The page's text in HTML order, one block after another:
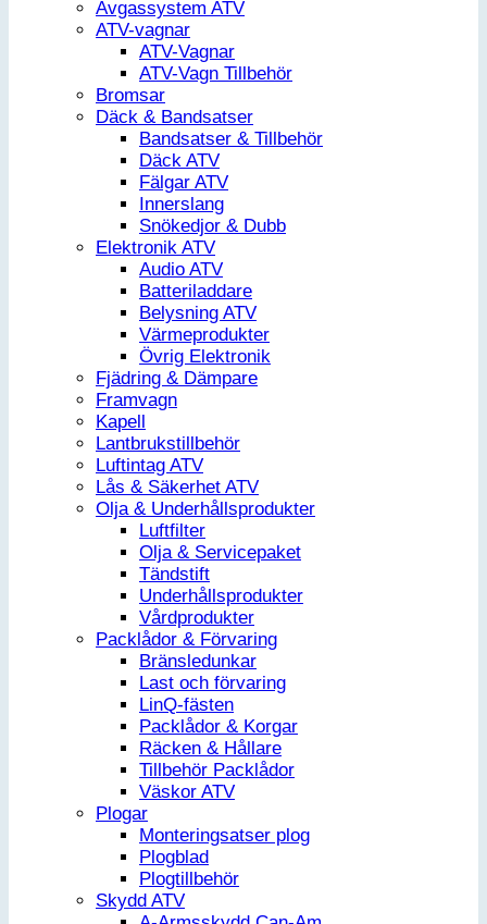
Avgassystem ATV
ATV-vagnar
ATV-Vagnar
ATV-Vagn Tillbehör
Bromsar
Däck & Bandsatser
Bandsatser & Tillbehör
Däck ATV
Fälgar ATV
Innerslang
Snökedjor & Dubb
Elektronik ATV
Audio ATV
Batteriladdare
Belysning ATV
Värmeprodukter
Övrig Elektronik
Fjädring & Dämpare
Framvagn
Kapell
Lantbrukstillbehör
Luftintag ATV
Lås & Säkerhet ATV
Olja & Underhållsprodukter
Luftfilter
Olja & Servicepaket
Tändstift
Underhållsprodukter
Vårdprodukter
Packlådor & Förvaring
Bränsledunkar
Last och förvaring
LinQ-fästen
Packlådor & Korgar
Räcken & Hållare
Tillbehör Packlådor
Väskor ATV
Plogar
Monteringsatser plog
Plogblad
Plogtillbehör
Skydd ATV